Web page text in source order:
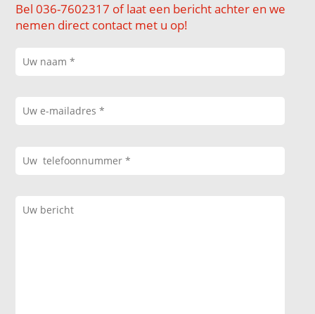
Bel 036-7602317 of laat een bericht achter en we
nemen direct contact met u op!